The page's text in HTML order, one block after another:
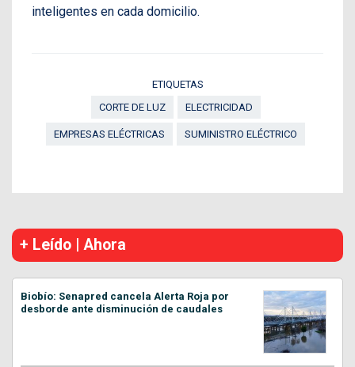
inteligentes en cada domicilio.
ETIQUETAS
CORTE DE LUZ
ELECTRICIDAD
EMPRESAS ELÉCTRICAS SUMINISTRO ELÉCTRICO
+ Leído | Ahora
Biobío: Senapred cancela Alerta Roja por
desborde ante disminución de caudales